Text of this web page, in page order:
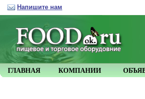
ГЛАВНАЯ КОМПАНИИ
Напишите нам